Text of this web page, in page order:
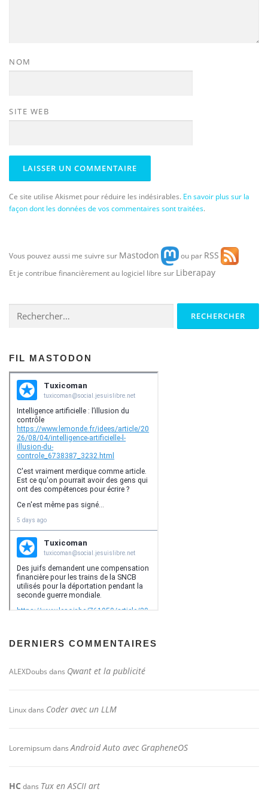
NOM
SITE WEB
Ce site utilise Akismet pour réduire les indésirables. En savoir plus sur la
façon dont les données de vos commentaires sont traitées.
Vous pouvez aussi me suivre sur Mastodon ou par RSS
Et je contribue financièrement au logiciel libre sur Liberapay
FIL MASTODON
DERNIERS COMMENTAIRES
ALEXDoubs dans Qwant et la publicité
Linuxdans Coder avec un LLM
LoremipsumdansAndroid Auto avec GrapheneOS
HC dans Tux en ASCII art